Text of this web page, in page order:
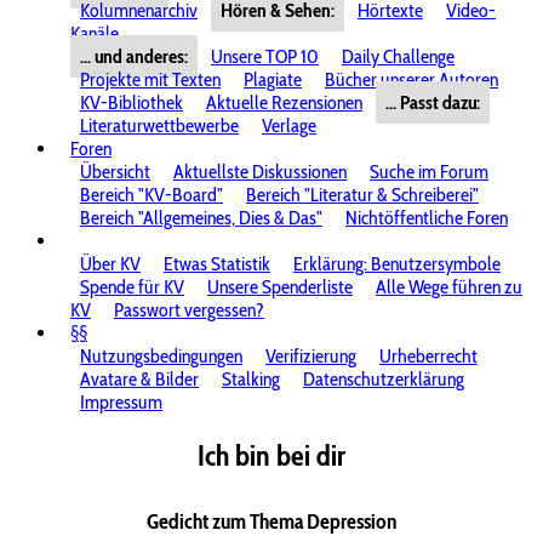
Kolumnenarchiv Hören & Sehen: Hörtexte
Video-
Kanäle
... und anderes:
Unsere TOP 10
Daily Challenge
Projekte mit Texten
Plagiate
Bücher unserer Autoren
KV-Bibliothek
Aktuelle Rezensionen
... Passt dazu:
Literaturwettbewerbe
Verlage
Foren
Übersicht
Aktuellste Diskussionen
Suche im Forum
Bereich "KV-Board"
Bereich "Literatur & Schreiberei"
Bereich "Allgemeines, Dies & Das"
Nichtöffentliche Foren
Über KV
Etwas Statistik
Erklärung: Benutzersymbole
Spende für KV
Unsere Spenderliste
Alle Wege führen zu
KV
Passwort vergessen?
§§
Nutzungsbedingungen
Verifizierung
Urheberrecht
Avatare & Bilder
Stalking
Datenschutzerklärung
Impressum
Ich bin bei dir
Gedicht zum Thema Depression